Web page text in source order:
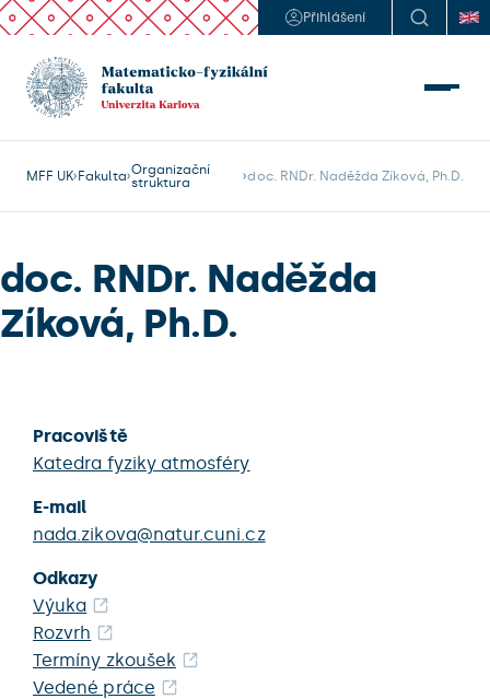
Přihlášení
MFF UK Fakulta Organizační
struktura
doc. RNDr. Naděžda Zíková, Ph.D.
doc. RNDr. Naděžda
Zíková, Ph.D.
Pracoviště
Katedra fyziky atmosféry
E-mail
nada.zikova@natur.cuni.cz
Odkazy
Výuka
Rozvrh
Termíny zkoušek
Vedené práce